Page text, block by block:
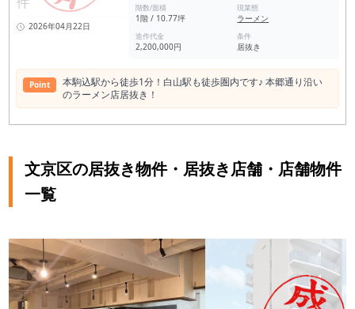
学 井上円了記念博物館 皇典講究所跡 東京大神宮 白山駅の店舗
賃料相場情報（直近1年間） 平均坪単価 20,594円 最も高
い坪単価 34,435円 最低坪単価 8,000円 一番多い階 地上１
2021年 18,408円
2026年04月22日
階数/面積
1階 / 10.77坪
現業態
ラーメン
造作代金
2,200,000円
条件
居抜き
Point
本駒込駅から徒歩1分！白山駅も徒歩圏内です♪ 本郷通り沿い
のラーメン店居抜き！
文京区の居抜き物件・居抜き店舗・店舗物件
一覧